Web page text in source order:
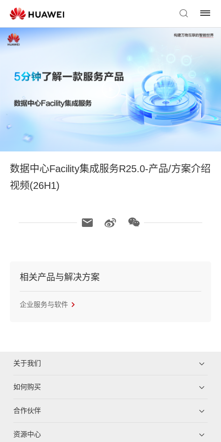
数据中心Facility集成服务R25.0-产品/方案介绍
视频(26H1)
相关产品与解决方案
企业服务与软件
关于我们
如何购买
合作伙伴
资源中心